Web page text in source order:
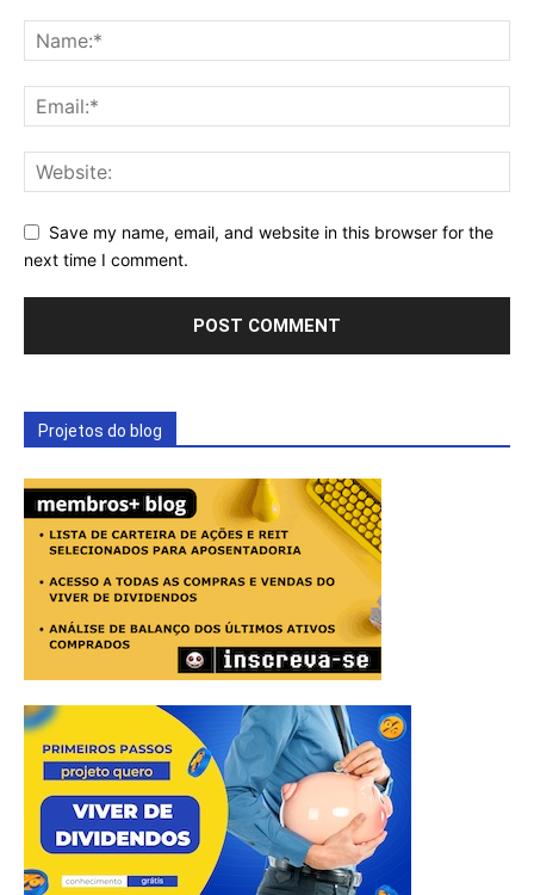
Save my name, email, and website in this browser for the
next time I comment.
Projetos do blog